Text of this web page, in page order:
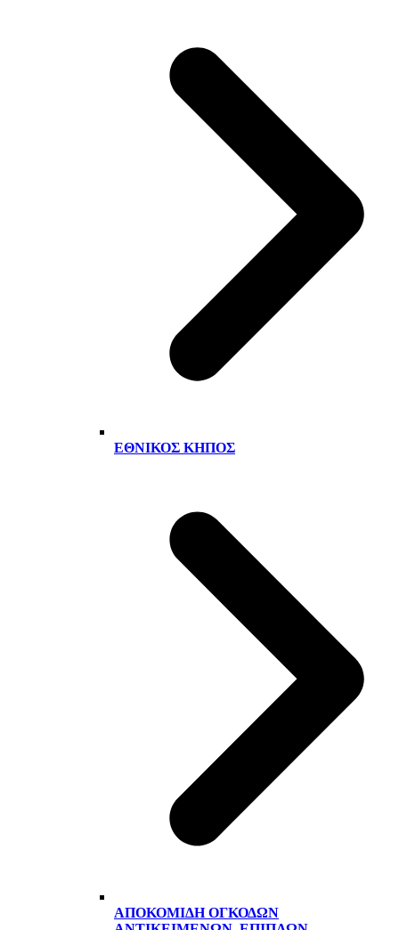
ΕΘΝΙΚΌΣ ΚΉΠΟΣ
ΑΠΟΚΟΜΙΔΉ ΟΓΚΟΔΏΝ